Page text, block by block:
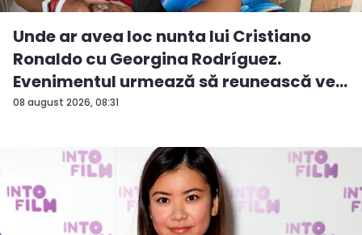
08 august 2026, 08:31
Unde ar avea loc nunta lui Cristiano
Ronaldo cu Georgina Rodríguez.
Evenimentul urmează să reunească ve...